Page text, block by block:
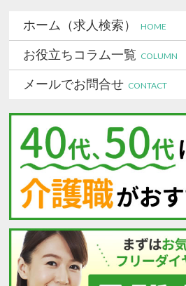
ホーム（求人検索）HOME
お役立ちコラム一覧 COLUMN
メールでお問合せ CONTACT